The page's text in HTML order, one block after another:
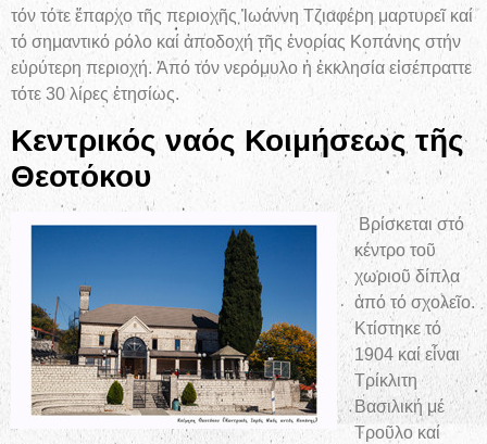
τόν τότε ἔπαρχο τῆς περιοχῆς Ἰωάννη Τζιαφέρη μαρτυρεῖ καί
τό σημαντικό ρόλο καί ἀποδοχή τῆς ἐνορίας Κοπάνης στήν
εὐρύτερη περιοχή. Ἀπό τόν νερόμυλο ἡ ἐκκλησία εἰσέπραττε
τότε 30 λίρες ἐτησίως.
Κεντρικός ναός Κοιμήσεως τῆς
Θεοτόκου
Βρίσκεται στό
κέντρο τοῦ
χωριοῦ δίπλα
ἀπό τό σχολεῖο.
Κτίστηκε τό
1904 καί εἶναι
Τρίκλιτη
Βασιλική μέ
Τροῦλο καί